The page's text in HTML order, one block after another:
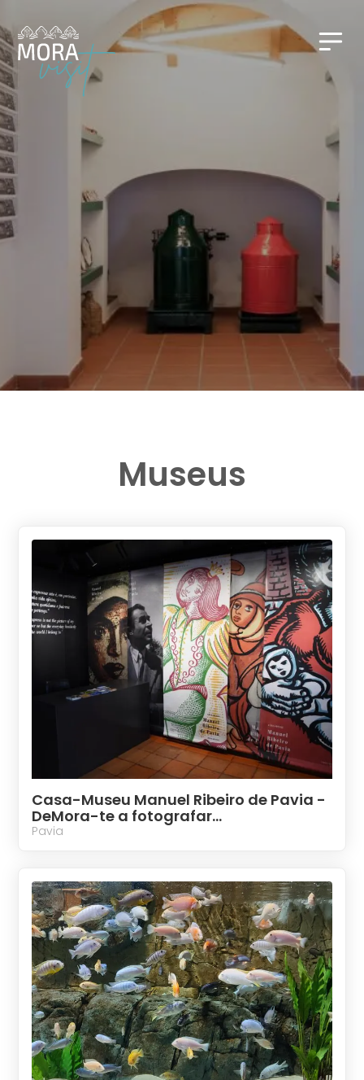
Museus
Casa-Museu Manuel Ribeiro de Pavia -
DeMora-te a fotografar...
Pavia